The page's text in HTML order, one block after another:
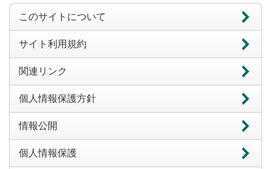
このサイトについて
サイト利用規約
関連リンク
個人情報保護方針
情報公開
個人情報保護